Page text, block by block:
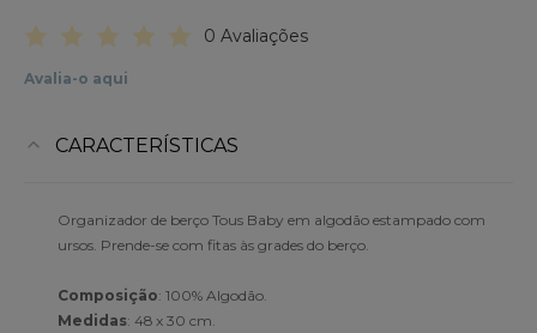
0 Avaliações
Avalia-o aqui
CARACTERÍSTICAS
Organizador de berço Tous Baby em algodão estampado com
ursos. Prende-se com fitas às grades do berço.
Composição: 100% Algodão.
Medidas: 48 x 30 cm.